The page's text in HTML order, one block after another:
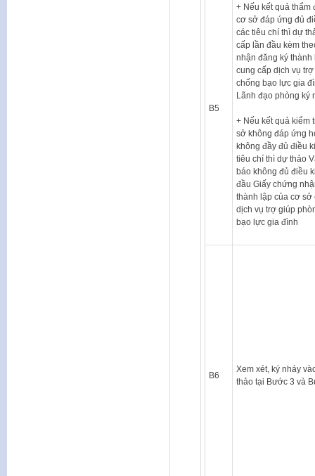
B5
+ Nếu kết quả thẩm
cơ sở đáp ứng đủ
các tiêu chí thì dự
cấp lần đầu kèm
nhận đăng ký
cung cấp dịch vụ
chống bạo lực gia
Lãnh đạo phòng ký
+ Nếu kết quả kiểm
sở không đáp ứng
không đầy đủ điều
tiêu chí thì dự thảo
báo không đủ điều
đầu Giấy chứng
thành lập của cơ sở
dịch vụ trợ giúp
bạo lực gia đình
B6
Xem xét, ký nháy
thảo tại Bước 3 và